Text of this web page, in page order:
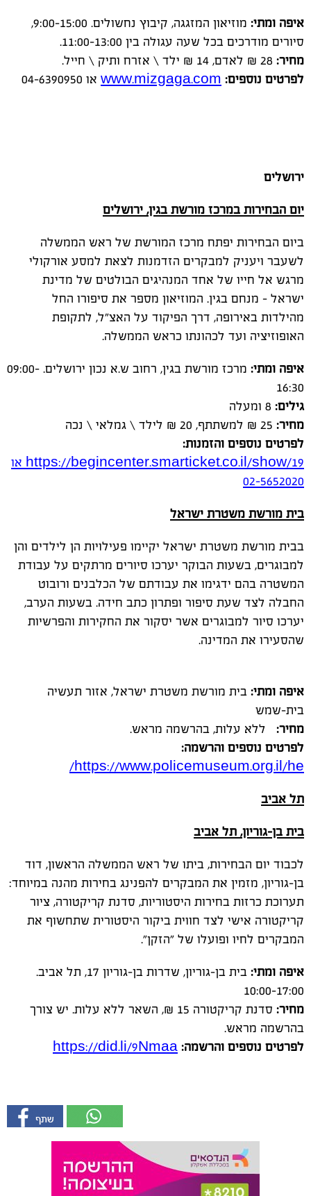
איפה ומתי:
מוזיאון המזגגה, קיבוץ נחשולים. 9:00-15:00,
סיורים מודרכים בכל שעה עגולה בין 11:00-13:00.
מחיר: 28 ₪ לאדם, 14 ₪ ילד \ אזרח ותיק \ חייל.
לפרטים נוספים: www.mizgaga.com או 04-6390950
ירושלים
יום הבחירות במרכז מורשת בגין, ירושלים
ביום הבחירות יפתח מרכז המורשת של ראש הממשלה
לשעבר ויעניק למבקרים הזדמנות לצאת למסע אורקולי
מרגש אל חייו של אחד המנהיגים הבולטים של מדינת
ישראל – מנחם בגין. המוזיאון מספר את סיפורו החל
מהילדות באירופה, דרך הפיקוד על האצ"ל, לתקופת
האופוזיציה ועד לכהונתו כראש הממשלה.
איפה ומתי:
מרכז מורשת בגין, רחוב ש.א נכון ירושלים. 09:00-
16:30
גילים: 8 ומעלה
מחיר: 25 ₪ למשתתף, 20 ₪ לילד \ גמלאי \ נכה
לפרטים נוספים והזמנות:
https://begincenter.smarticket.co.il/show/19 או
02-5652020
בית מורשת משטרת ישראל
בבית מורשת משטרת ישראל יקיימו פעילויות הן לילדים והן
למבוגרים, בשעות הבוקר יערכו סיורים מרתקים על עבודת
המשטרה בהם ידגימו את עבודתם של הכלבנים ורובוט
החבלה לצד שעת סיפור ופתרון כתב חידה. בשעות הערב,
יערכו סיור למבוגרים אשר יסקור את החקירות והפרשיות
שהסעירו את המדינה.
איפה ומתי: בית מורשת משטרת ישראל, אזור תעשיה
בית-שמש
מחיר:
ללא עלות, בהרשמה מראש.
לפרטים נוספים והרשמה:
https://www.policemuseum.org.il/he
/
תל אביב
בית בן-גוריון, תל אביב
לכבוד יום הבחירות, ביתו של ראש הממשלה הראשון, דוד
בן-גוריון, מזמין את המבקרים להפנינג בחירות מהנה במיוחד:
תערוכת כרזות בחירות היסטוריות, סדנת קריקטורה, ציור
קריקטורה אישי לצד חווית ביקור היסטורית שתחשוף את
המבקרים לחיו ופועלו של "הזקן".
איפה ומתי:
בית בן-גוריון, שדרות בן-גוריון 17, תל אביב.
10:00-17:00
מחיר:
סדנת קריקטורה 15 ₪, השאר ללא עלות. יש צורך
בהרשמה מראש.
לפרטים נוספים והרשמה: https://did.li/9Nmaa